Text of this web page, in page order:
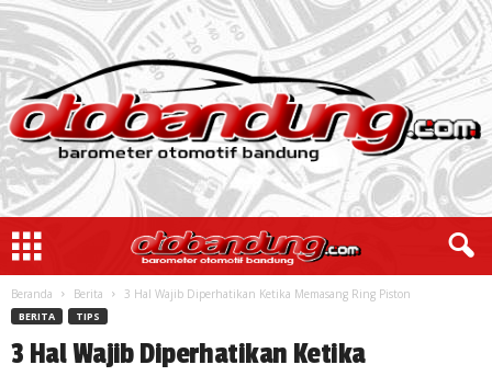
Beranda Berita 3 Hal Wajib Diperhatikan Ketika Memasang Ring Piston
BERITA TIPS
3 Hal Wajib Diperhatikan Ketika